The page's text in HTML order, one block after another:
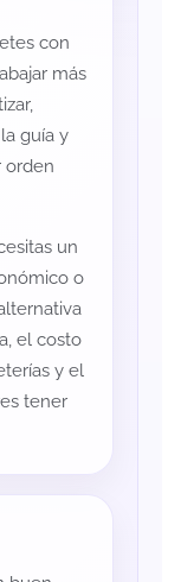
con
más
guía y
orden
un
o
el costo
y el
tener